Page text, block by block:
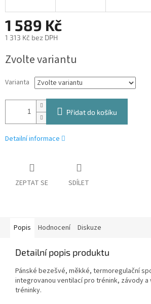
1 589 Kč
1 313 Kč bez DPH
cena:
Zvolte variantu
Varianta
Přidat do košíku
Detailní informace
ZEPTAT SE SDÍLET
Popis Hodnocení Diskuze
Detailní popis produktu
Pánské bezešvé, měkké, termoregulační
integrovanou ventilací pro trénink, závody
tréninky.